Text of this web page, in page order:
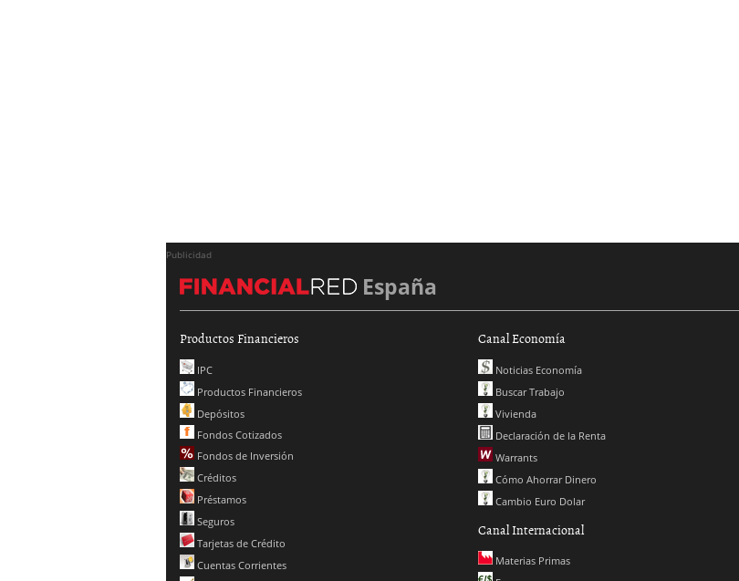
Publicidad
España
Productos Financieros
IPC
Productos Financieros
Depósitos
Fondos Cotizados
Fondos de Inversión
Créditos
Préstamos
Seguros
Tarjetas de Crédito
Cuentas Corrientes
Canal Economía
Noticias Economía
Buscar Trabajo
Vivienda
Declaración de la Renta
Warrants
Cómo Ahorrar Dinero
Cambio Euro Dolar
Canal Internacional
Materias Primas